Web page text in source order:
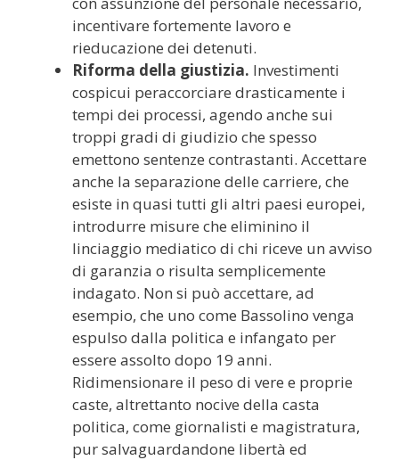
incentivare fortemente lavoro e
rieducazione dei detenuti.
Riforma della giustizia. Investimenti
cospicui peraccorciare drasticamente i
tempi dei processi, agendo anche sui
troppi gradi di giudizio che spesso
emettono sentenze contrastanti. Accettare
anche la separazione delle carriere, che
esiste in quasi tutti gli altri paesi europei,
introdurre misure che eliminino il
linciaggio mediatico di chi riceve un avviso
di garanzia o risulta semplicemente
indagato. Non si può accettare, ad
esempio, che uno come Bassolino venga
espulso dalla politica e infangato per
essere assolto dopo 19 anni.
Ridimensionare il peso di vere e proprie
caste, altrettanto nocive della casta
politica, come giornalisti e magistratura,
pur salvaguardandone libertà ed